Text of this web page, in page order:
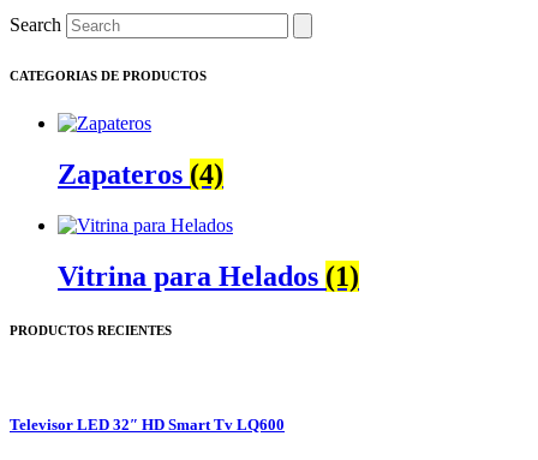
Search
CATEGORIAS DE PRODUCTOS
Zapateros (4)
Vitrina para Helados (1)
PRODUCTOS RECIENTES
Televisor LED 32″ HD Smart Tv LQ600